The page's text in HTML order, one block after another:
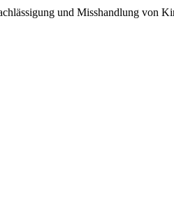
und Misshandlung von